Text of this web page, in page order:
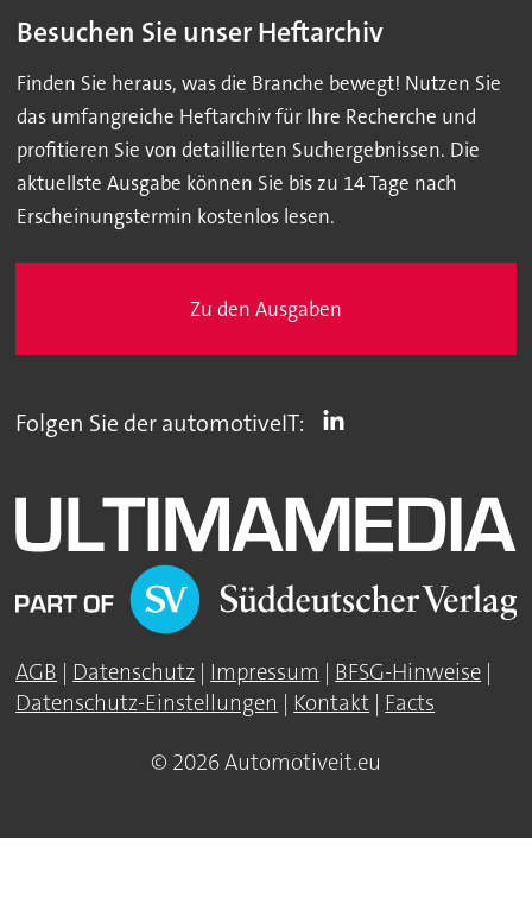
Besuchen Sie unser Heftarchiv
Finden Sie heraus, was die Branche bewegt! Nutzen Sie
das umfangreiche Heftarchiv für Ihre Recherche und
profitieren Sie von detaillierten Suchergebnissen. Die
aktuellste Ausgabe können Sie bis zu 14 Tage nach
Erscheinungstermin kostenlos lesen.
Zu den Ausgaben
Folgen Sie der automotiveIT:
AGB | Datenschutz | Impressum | BFSG-Hinweise |
Datenschutz-Einstellungen | Kontakt | Facts
© 2026 Automotiveit.eu